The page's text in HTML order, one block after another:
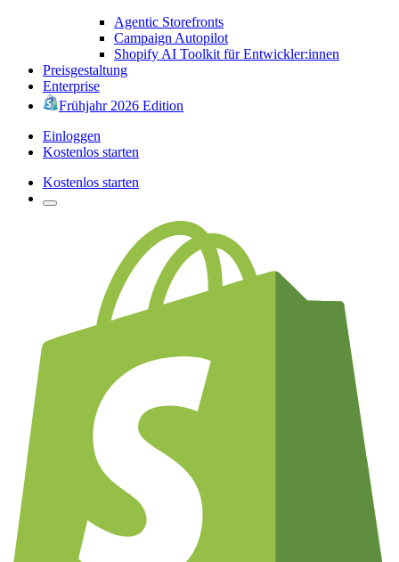
Agentic Storefronts
Campaign Autopilot
Shopify AI Toolkit für Entwickler:innen
Preisgestaltung
Enterprise
Frühjahr 2026 Edition
Einloggen
Kostenlos starten
Kostenlos starten